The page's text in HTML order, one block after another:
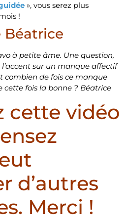
», vous serez plus
!
Béatrice
à petite âme. Une question,
sur un manque affectif
combien de fois ce manque
cette fois la bonne ? Béatrice
cette vidéo
d’autres
Merci !